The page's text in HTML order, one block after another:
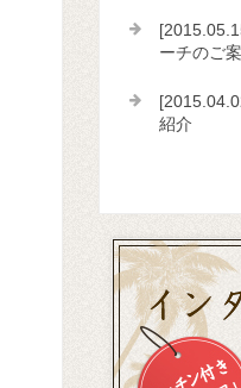
ーチのご
紹介